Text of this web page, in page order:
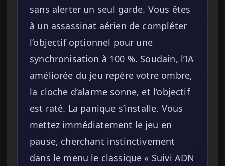
sans alerter un seul garde. Vous êtes
à un assassinat aérien de compléter
l’objectif optionnel pour une
synchronisation à 100 %. Soudain, l’IA
améliorée du jeu repère votre ombre,
la cloche d’alarme sonne, et l’objectif
est raté. La panique s’installe. Vous
mettez immédiatement le jeu en
pause, cherchant instinctivement
dans le menu le classique « Suivi ADN